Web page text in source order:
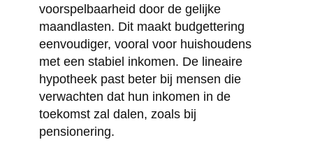
voorspelbaarheid door de gelijke
maandlasten. Dit maakt budgettering
eenvoudiger, vooral voor huishoudens
met een stabiel inkomen. De lineaire
hypotheek past beter bij mensen die
verwachten dat hun inkomen in de
toekomst zal dalen, zoals bij
pensionering.